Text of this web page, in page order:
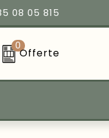
08 05 815
0
Offerte